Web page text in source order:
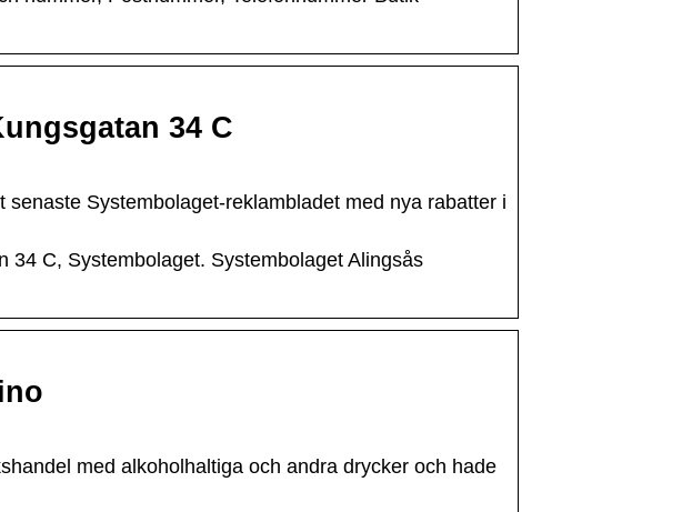
34 C
Systembolaget-reklambladet med nya rabatter i
34 C, Systembolaget. Systembolaget Alingsås
med alkoholhaltiga och andra drycker och hade